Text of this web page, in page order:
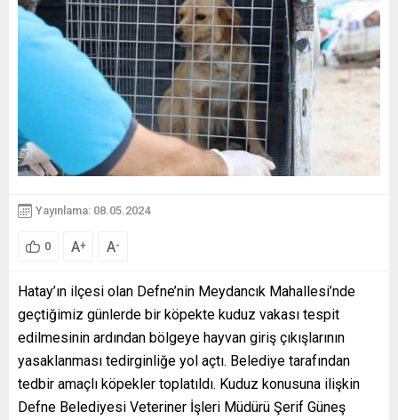
Yayınlama: 08.05.2024
0 A+ A-
Hatay’ın ilçesi olan Defne’nin Meydancık Mahallesi’nde
geçtiğimiz günlerde bir köpekte kuduz vakası tespit
edilmesinin ardından bölgeye hayvan giriş çıkışlarının
yasaklanması tedirginliğe yol açtı. Belediye tarafından
tedbir amaçlı köpekler toplatıldı. Kuduz konusuna ilişkin
Defne Belediyesi Veteriner İşleri Müdürü Şerif Güneş